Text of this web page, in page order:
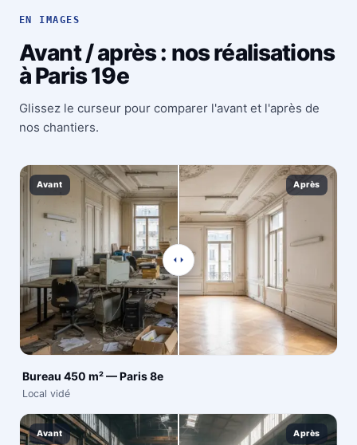
EN IMAGES
Avant / après : nos réalisations
à Paris 19e
Glissez le curseur pour comparer l'avant et l'après de
nos chantiers.
Avant Après
Bureau 450 m² — Paris 8e
Local vidé
Avant Après